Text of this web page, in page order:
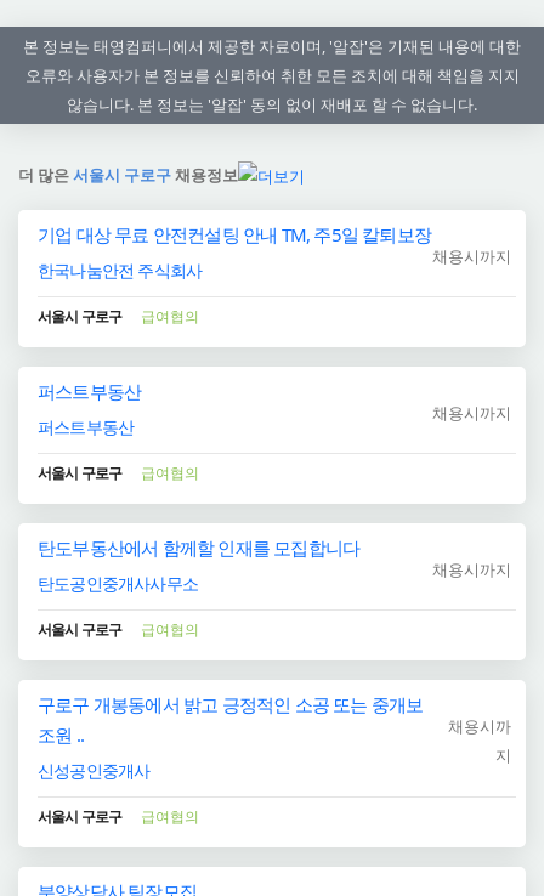
본 정보는 태영컴퍼니에서 제공한 자료이며, '알잡'은 기재된 내용에 대한
오류와 사용자가 본 정보를 신뢰하여 취한 모든 조치에 대해 책임을 지지
않습니다. 본 정보는 '알잡' 동의 없이 재배포 할 수 없습니다.
더 많은서울시 구로구채용정보
기업 대상 무료 안전컨설팅 안내 TM, 주5일 칼퇴보장
한국나눔안전 주식회사
채용시까지
서울시 구로구 급여협의
퍼스트부동산
퍼스트부동산
채용시까지
서울시 구로구 급여협의
탄도부동산에서 함께할 인재를 모집합니다
탄도공인중개사사무소
채용시까지
서울시 구로구 급여협의
구로구 개봉동에서 밝고 긍정적인 소공 또는 중개보
조원 ..
신성공인중개사
채용시까
지
서울시 구로구 급여협의